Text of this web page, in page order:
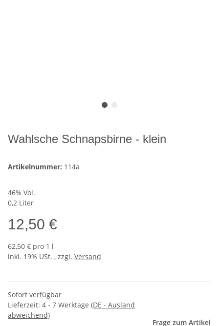
Wahlsche Schnapsbirne - klein
Artikelnummer: 114a
46% Vol.
0,2 Liter
12,50 €
62,50 € pro 1 l
inkl. 19% USt. , zzgl. Versand
Sofort verfügbar
Lieferzeit: 4 - 7 Werktage (DE - Ausland
abweichend)
Frage zum Artikel